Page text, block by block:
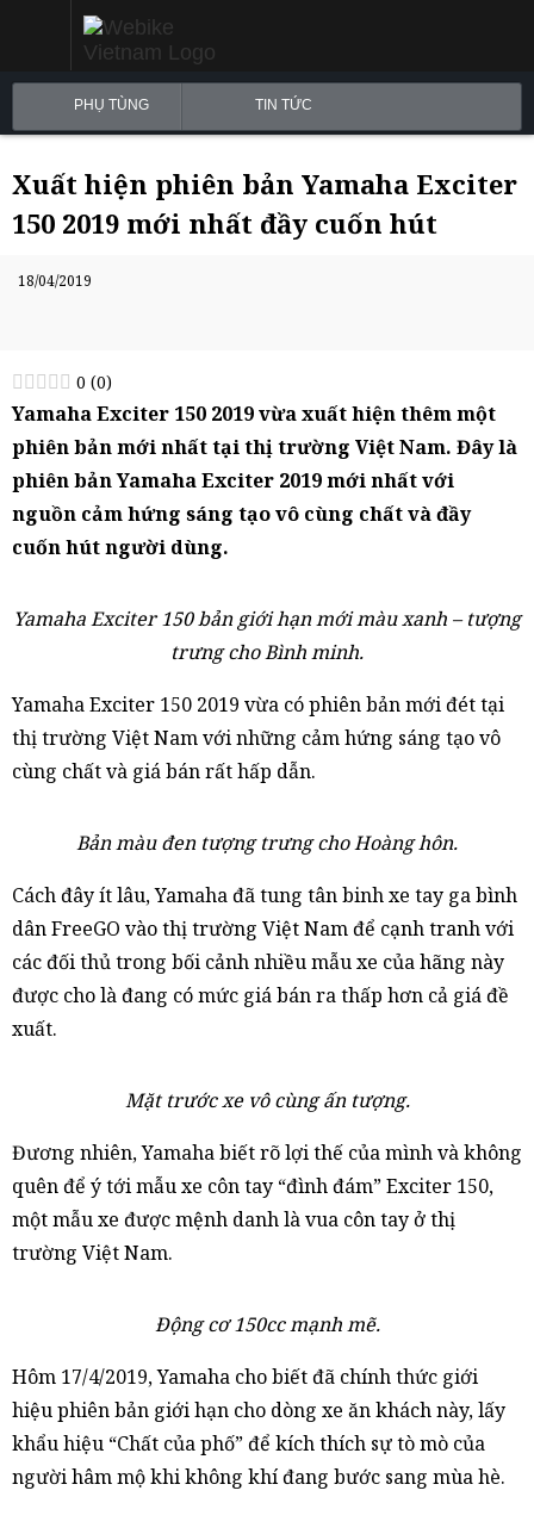
PHỤ TÙNG TIN TỨC
Xuất hiện phiên bản Yamaha Exciter
150 2019 mới nhất đầy cuốn hút
18/04/2019
0 (0)
Yamaha Exciter 150 2019 vừa xuất hiện thêm một
phiên bản mới nhất tại thị trường Việt Nam. Đây là
phiên bản Yamaha Exciter 2019 mới nhất với
nguồn cảm hứng sáng tạo vô cùng chất và đầy
cuốn hút người dùng.
Yamaha Exciter 150 bản giới hạn mới màu xanh – tượng
trưng cho Bình minh.
Yamaha Exciter 150 2019 vừa có phiên bản mới đét tại
thị trường Việt Nam với những cảm hứng sáng tạo vô
cùng chất và giá bán rất hấp dẫn.
Bản màu đen tượng trưng cho Hoàng hôn.
Cách đây ít lâu, Yamaha đã tung tân binh xe tay ga bình
dân FreeGO vào thị trường Việt Nam để cạnh tranh với
các đối thủ trong bối cảnh nhiều mẫu xe của hãng này
được cho là đang có mức giá bán ra thấp hơn cả giá đề
xuất.
Mặt trước xe vô cùng ấn tượng.
Đương nhiên, Yamaha biết rõ lợi thế của mình và không
quên để ý tới mẫu xe côn tay “đình đám” Exciter 150,
một mẫu xe được mệnh danh là vua côn tay ở thị
trường Việt Nam.
Động cơ 150cc mạnh mẽ.
Hôm 17/4/2019, Yamaha cho biết đã chính thức giới
hiệu phiên bản giới hạn cho dòng xe ăn khách này, lấy
khẩu hiệu “Chất của phố” để kích thích sự tò mò của
người hâm mộ khi không khí đang bước sang mùa hè.